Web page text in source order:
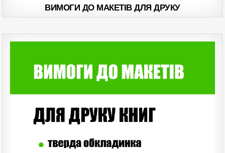
ВИМОГИ ДО МАКЕТІВ ДЛЯ ДРУКУ